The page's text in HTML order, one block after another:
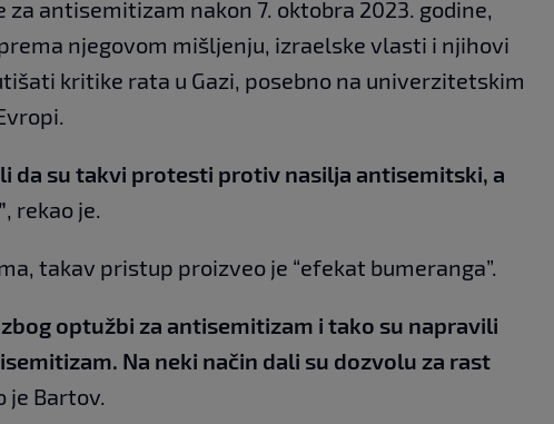
antisemitizam nakon 7. oktobra 2023. godine,
njegovom mišljenju, izraelske vlasti i njihovi
kritike rata u Gazi, posebno na univerzitetskim
da su takvi protesti protiv nasilja antisemitski, a
, rekao je.
takav pristup proizveo je “efekat bumeranga”.
optužbi za antisemitizam i tako su napravili
Na neki način dali su dozvolu za rast
je Bartov.